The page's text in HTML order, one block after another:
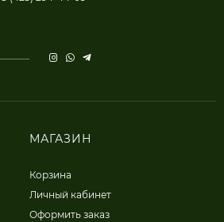
МАГАЗИН
Корзина
Личный кабинет
Оформить заказ